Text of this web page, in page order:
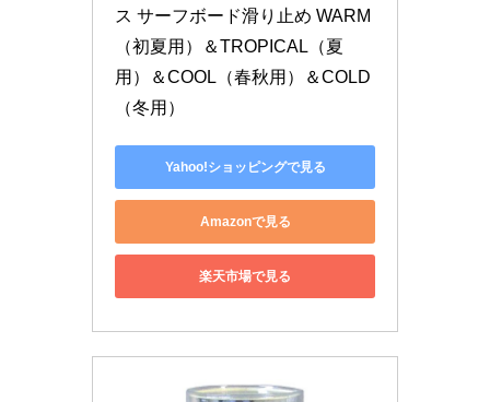
ス サーフボード滑り止め WARM
（初夏用）＆TROPICAL（夏
用）＆COOL（春秋用）＆COLD
（冬用）
Yahoo!ショッピングで見る
Amazonで見る
楽天市場で見る